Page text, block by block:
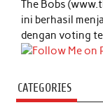
The Bobs
ini berhasil
dengan voting
CATEGORIES